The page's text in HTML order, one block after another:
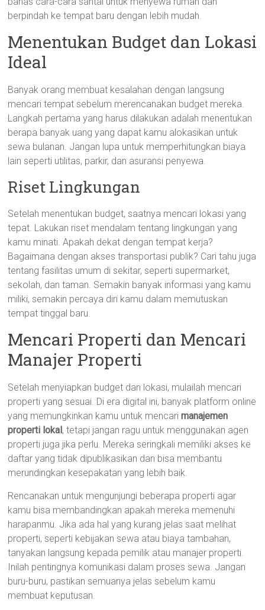
berpindah ke tempat baru dengan lebih mudah.
Menentukan Budget dan Lokasi
Ideal
Banyak orang membuat kesalahan dengan langsung
mencari tempat sebelum merencanakan budget mereka.
Langkah pertama yang harus dilakukan adalah menentukan
berapa banyak uang yang dapat kamu alokasikan untuk
sewa bulanan. Jangan lupa untuk memperhitungkan biaya
lain seperti utilitas, parkir, dan asuransi penyewa.
Riset Lingkungan
Setelah menentukan budget, saatnya mencari lokasi yang
tepat. Lakukan riset mendalam tentang lingkungan yang
kamu minati. Apakah dekat dengan tempat kerja?
Bagaimana dengan akses transportasi publik? Cari tahu juga
tentang fasilitas umum di sekitar, seperti supermarket,
sekolah, dan taman. Semakin banyak informasi yang kamu
miliki, semakin percaya diri kamu dalam memutuskan
tempat tinggal baru.
Mencari Properti dan Mencari
Manajer Properti
Setelah menyiapkan budget dan lokasi, mulailah mencari
properti yang sesuai. Di era digital ini, banyak platform online
yang memungkinkan kamu untuk mencarimanajemen
properti lokal, tetapi jangan ragu untuk menggunakan agen
properti juga jika perlu. Mereka seringkali memiliki akses ke
daftar yang tidak dipublikasikan dan bisa membantu
merundingkan kesepakatan yang lebih baik.
Rencanakan untuk mengunjungi beberapa properti agar
kamu bisa membandingkan apakah mereka memenuhi
harapanmu. Jika ada hal yang kurang jelas saat melihat
properti, seperti kebijakan sewa atau biaya tambahan,
tanyakan langsung kepada pemilik atau manajer properti.
Inilah pentingnya komunikasi dalam proses sewa. Jangan
buru-buru, pastikan semuanya jelas sebelum kamu
membuat keputusan.